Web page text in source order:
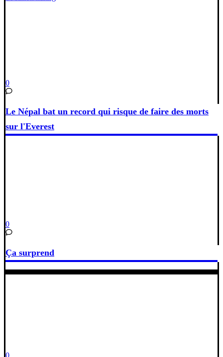
0
Le Népal bat un record qui risque de faire des morts
sur l'Everest
0
Ça surprend
0